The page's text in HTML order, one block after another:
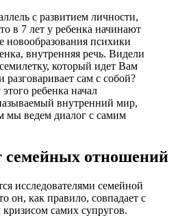
с развитием личности,
в 7 лет у ребенка начинают
новообразования психики
внутренняя речь. Видели
который идет Вам
разговаривает сам с собой?
ребенка начал
внутренний мир,
мы ведем диалог с самим
семейных отношений
исследователями семейной
он, как правило, совпадает с
самих супругов.